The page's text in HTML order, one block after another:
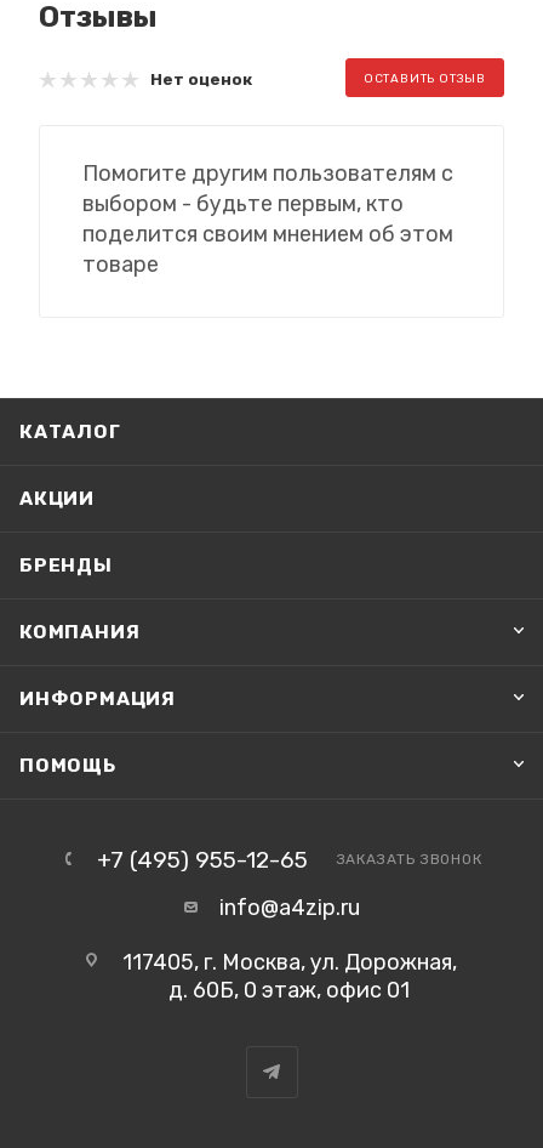
Отзывы
Нет оценок ОСТАВИТЬ ОТЗЫВ
Помогите другим пользователям с
выбором - будьте первым, кто
поделится своим мнением об этом
товаре
КАТАЛОГ
АКЦИИ
БРЕНДЫ
КОМПАНИЯ
ИНФОРМАЦИЯ
ПОМОЩЬ
+7 (495) 955-12-65 ЗАКАЗАТЬ ЗВОНОК
info@a4zip.ru
117405, г. Москва, ул. Дорожная,
д. 60Б, 0 этаж, офис 01